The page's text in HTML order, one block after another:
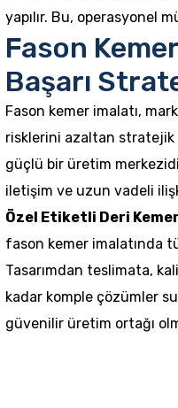
yapılır. Bu, operasyonel
Fason
Başarı
Fason kemer imalatı,
risklerini azaltan stratejik
güçlü bir üretim
iletişim ve uzun vadeli
Özel Etiketli Deri
fason kemer imalatında
Tasarımdan teslimata,
kadar komple çözümler
güvenilir üretim ortağı